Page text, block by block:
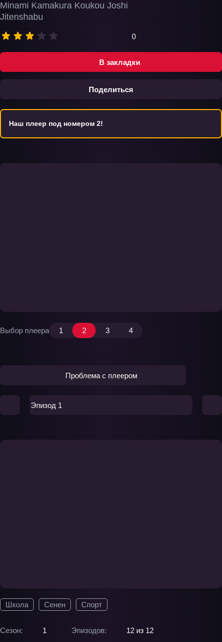
В закладки
Поделиться
Minami Kamakura Koukou Joshi
Jitenshabu
0
Школа Сенен Спорт
Сезон: 1 Эпизодов: 12 из 12
Наш плеер под номером 2!
Выбор плеера 1 2 3 4
Проблема с плеером
Эпизод 1